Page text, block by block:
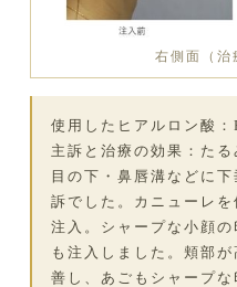
右側面（治
使用したヒアルロン酸
主訴と治療の効果：た
目の下・鼻唇溝などに
訴でした。カニューレ
注入。シャープな小顔
も注入しました。頬部
善し、あごもシャープ